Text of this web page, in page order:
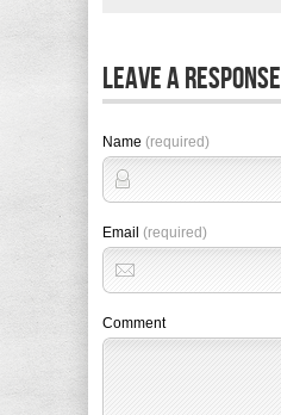
Leave A Response
Name (required)
Email (required)
Comment